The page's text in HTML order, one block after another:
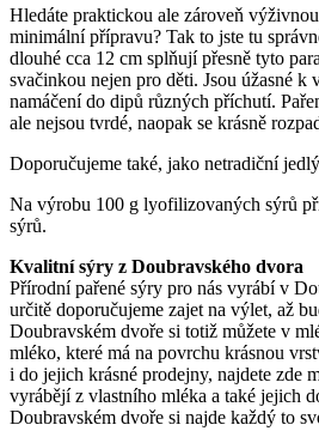
Hledáte praktickou ale zároveň
minimální přípravu? Tak to jste tu
dlouhé cca 12 cm splňují přesně tyto
svačinkou nejen pro děti. Jsou úžasné k
namáčení do dipů různých příchutí.
ale nejsou tvrdé, naopak se krásně
Doporučujeme také, jako netradiční
Na výrobu 100 g lyofilizovaných sýrů
sýrů.
Kvalitní sýry z Doubravského dvora
Přírodní pařené sýry pro nás vyrábí v
určitě doporučujeme zajet na výlet, až
Doubravském dvoře si totiž můžete v
mléko, které má na povrchu krásnou
i do jejich krásné prodejny, najdete zde
vyrábějí z vlastního mléka a také jejich
Doubravském dvoře si najde každý to